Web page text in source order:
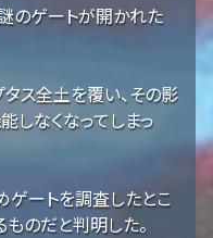
のゲートが開かれた
ス全土を覆い、その影
なくなってしまっ
ートを調査したとこ
ものだと判明した。